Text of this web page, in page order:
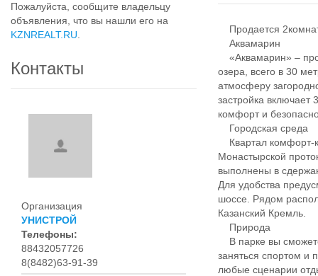
Пожалуйста, сообщите владельцу
объявления, что вы нашли его на
KZNREALT.RU
Контакты
Организация
УНИСТРОЙ
Телефоны:
88432057726
8(8482)63-91-39
Продается
Аквамарин
«Аквамарин» –
озера, всего в 30
атмосферу
застройка
комфорт и
Городская среда
Квартал комфорт-
Монастырской
выполнены в
Для удобства
шоссе. Рядом
Казанский Кремль.
Природа
В парке вы
заняться спортом и
любые сценарии